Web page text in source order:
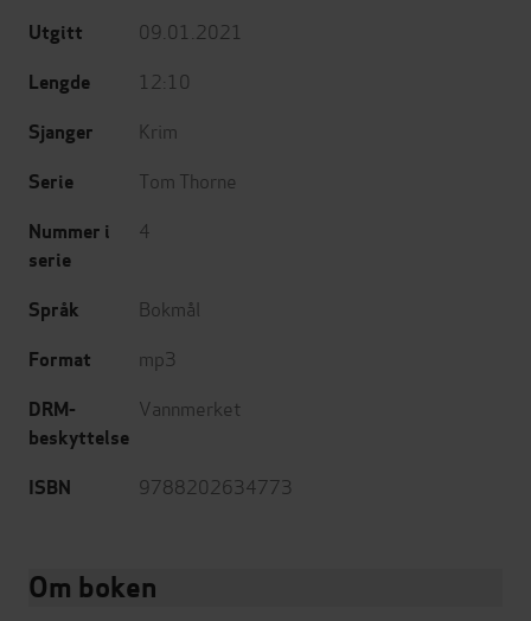
Utgitt 09.01.2021
Lengde 12:10
Sjanger Krim
Serie Tom Thorne
Nummer i
serie
4
Språk Bokmål
Format mp3
DRM-
beskyttelse
Vannmerket
ISBN 9788202634773
Om boken